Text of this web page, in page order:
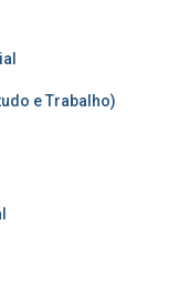
e Trabalho)